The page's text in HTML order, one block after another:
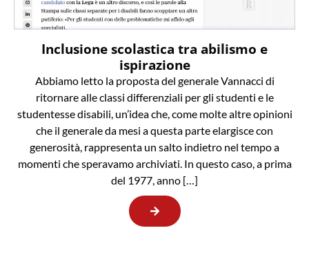
Inclusione scolastica tra abilismo e
ispirazione
Abbiamo letto la proposta del generale Vannacci di
ritornare alle classi differenziali per gli studenti e le
studentesse disabili, un’idea che, come molte altre opinioni
che il generale da mesi a questa parte elargisce con
generosità, rappresenta un salto indietro nel tempo a
momenti che speravamo archiviati. In questo caso, a prima
del 1977, anno […]